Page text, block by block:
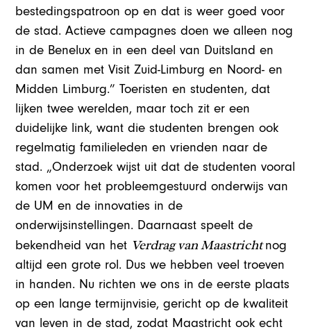
bestedingspatroon op en dat is weer goed voor
de stad. Actieve campagnes doen we alleen nog
in de Benelux en in een deel van Duitsland en
dan samen met Visit Zuid-Limburg en Noord- en
Midden Limburg.” Toeristen en studenten, dat
lijken twee werelden, maar toch zit er een
duidelijke link, want die studenten brengen ook
regelmatig familieleden en vrienden naar de
stad. „Onderzoek wijst uit dat de studenten vooral
komen voor het probleemgestuurd onderwijs van
de UM en de innovaties in de
onderwijsinstellingen. Daarnaast speelt de
bekendheid van het Verdrag van Maastrichtnog
altijd een grote rol. Dus we hebben veel troeven
in handen. Nu richten we ons in de eerste plaats
op een lange termijnvisie, gericht op de kwaliteit
van leven in de stad, zodat Maastricht ook echt